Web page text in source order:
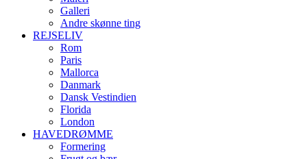
Galleri
Andre skønne ting
REJSELIV
Rom
Paris
Mallorca
Danmark
Dansk Vestindien
Florida
London
HAVEDRØMME
Formering